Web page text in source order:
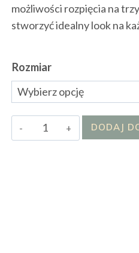
możliwości rozpięcia na
stworzyć idealny look na
Rozmiar
ilość
Kurtka/płaszcz
DODAJ